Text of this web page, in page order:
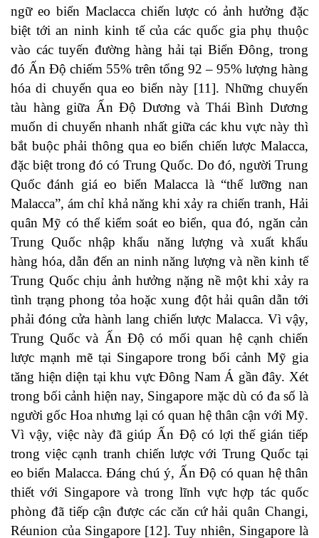
ngữ eo biển Maclacca chiến lược có ảnh hưởng đặc
biệt tới an ninh kinh tế của các quốc gia phụ thuộc
vào các tuyến đường hàng hải tại Biển Đông, trong
đó Ấn Độ chiếm 55% trên tổng 92 – 95% lượng hàng
hóa di chuyển qua eo biển này [11]. Những chuyến
tàu hàng giữa Ấn Độ Dương và Thái Bình Dương
muốn di chuyển nhanh nhất giữa các khu vực này thì
bắt buộc phải thông qua eo biển chiến lược Malacca,
đặc biệt trong đó có Trung Quốc. Do đó, người Trung
Quốc đánh giá eo biển Malacca là “thế lưỡng nan
Malacca”, ám chỉ khả năng khi xảy ra chiến tranh, Hải
quân Mỹ có thể kiểm soát eo biển, qua đó, ngăn cản
Trung Quốc nhập khẩu năng lượng và xuất khẩu
hàng hóa, dẫn đến an ninh năng lượng và nền kinh tế
Trung Quốc chịu ảnh hưởng nặng nề một khi xảy ra
tình trạng phong tỏa hoặc xung đột hải quân dẫn tới
phải đóng cửa hành lang chiến lược Malacca. Vì vậy,
Trung Quốc và Ấn Độ có mối quan hệ cạnh chiến
lược mạnh mẽ tại Singapore trong bối cảnh Mỹ gia
tăng hiện diện tại khu vực Đông Nam Á gần đây. Xét
trong bối cảnh hiện nay, Singapore mặc dù có đa số là
người gốc Hoa nhưng lại có quan hệ thân cận với Mỹ.
Vì vậy, việc này đã giúp Ấn Độ có lợi thế gián tiếp
trong việc cạnh tranh chiến lược với Trung Quốc tại
eo biển Malacca. Đáng chú ý, Ấn Độ có quan hệ thân
thiết với Singapore và trong lĩnh vực hợp tác quốc
phòng đã tiếp cận được các căn cứ hải quân Changi,
Réunion của Singapore [12]. Tuy nhiên, Singapore là